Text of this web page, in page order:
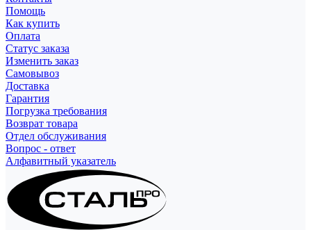
Помощь
Как купить
Оплата
Статус заказа
Изменить заказ
Самовывоз
Доставка
Гарантия
Погрузка требования
Возврат товара
Отдел обслуживания
Вопрос - ответ
Алфавитный указатель